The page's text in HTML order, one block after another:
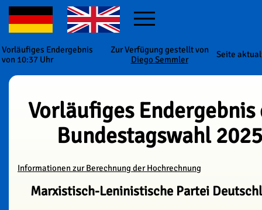
Vorläufiges Endergebnis
von 10:37 Uhr
Zur Verfügung gestellt von
Diego Semmler
Seite
Vorläufiges Endergebnis
Bundestagswahl 2025
Informationen zur Berechnung der Hochrechnung
Marxistisch-Leninistische Partei